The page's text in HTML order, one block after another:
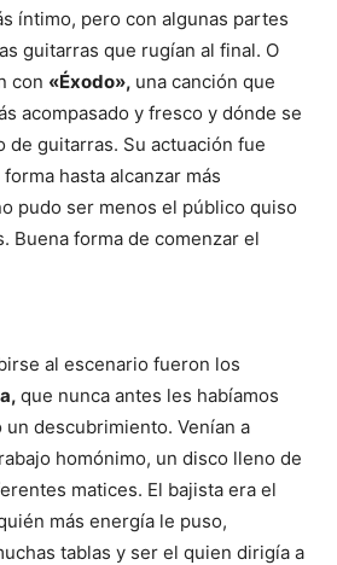
íntimo, pero con algunas partes
guitarras que rugían al final. O
con «Éxodo», una canción que
acompasado y fresco y dónde se
de guitarras. Su actuación fue
hasta alcanzar más
pudo ser menos el público quiso
Buena forma de comenzar el
al escenario fueron los
que nunca antes les habíamos
descubrimiento. Venían a
homónimo, un disco lleno de
matices. El bajista era el
más energía le puso,
tablas y ser el quien dirigía a